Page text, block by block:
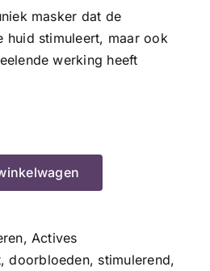
masker dat de
huid stimuleert, maar ook
werking heeft
,Actives
,doorbloeden, stimulerend,